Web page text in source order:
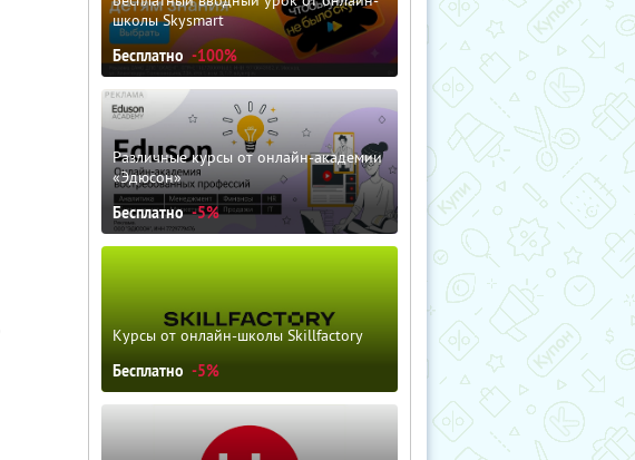
школы Skysmart
Бесплатно -100%
Различные курсы от онлайн-академии
«Эдюсон»
Бесплатно -5%
Курсы от онлайн-школы Skillfactory
Бесплатно -5%